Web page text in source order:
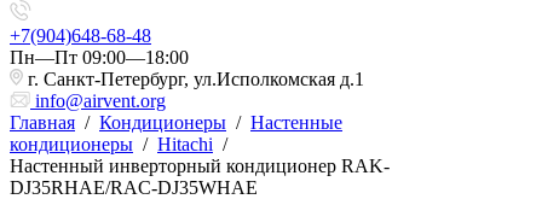
+7(904)648-68-48
Пн—Пт 09:00—18:00
г. Санкт-Петербург, ул.Исполкомская д.1
info@airvent.org
Главная / Кондиционеры / Настенные
кондиционеры / Hitachi /
Настенный инверторный кондиционер RAK-
DJ35RHAE/RAC-DJ35WHAE